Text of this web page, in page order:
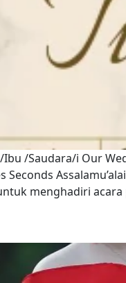
/Saudara/i Our
Seconds
menghadiri